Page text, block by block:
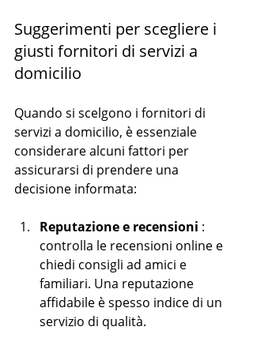
Suggerimenti per scegliere i
giusti fornitori di servizi a
domicilio
Quando si scelgono i fornitori di
servizi a domicilio, è essenziale
considerare alcuni fattori per
assicurarsi di prendere una
decisione informata:
Reputazione e recensioni :
controlla le recensioni online e
chiedi consigli ad amici e
familiari. Una reputazione
affidabile è spesso indice di un
servizio di qualità.